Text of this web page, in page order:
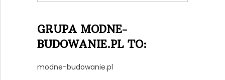
GRUPA MODNE-
BUDOWANIE.PL TO:
modne-budowanie.pl